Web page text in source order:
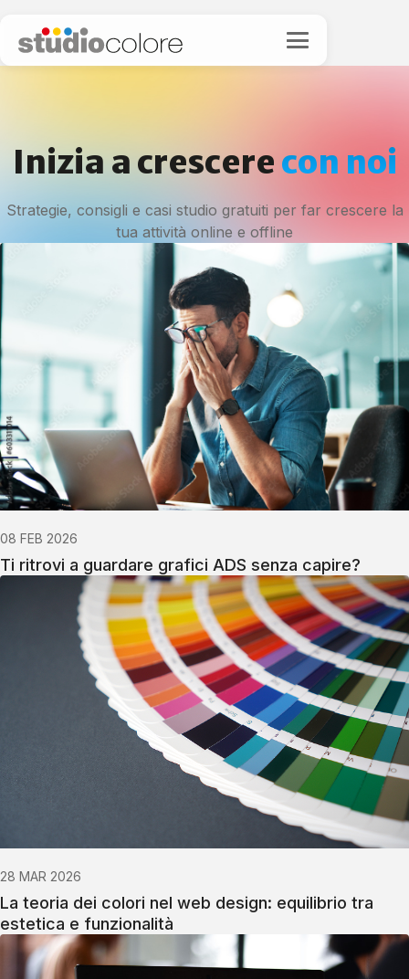
Inizia a crescere con noi
Strategie, consigli e casi studio gratuiti per far crescere la
tua attività online e offline
08 FEB 2026
Ti ritrovi a guardare grafici ADS senza capire?
28 MAR 2026
La teoria dei colori nel web design: equilibrio tra
estetica e funzionalità